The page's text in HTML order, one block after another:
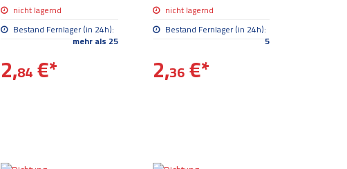
nicht lagernd
Bestand Fernlager (in 24h):
mehr als 25
2,84€*
nicht lagernd
Bestand Fernlager (in 24h):
5
2,36€*